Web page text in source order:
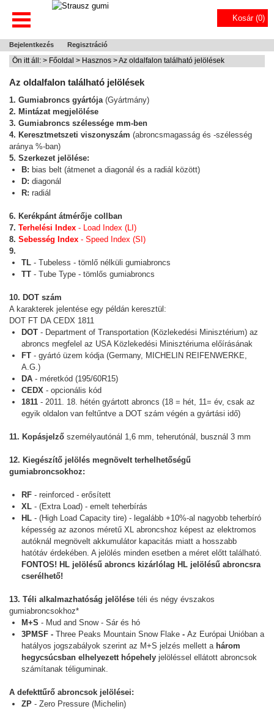
Kosár (0)
Bejelentkezés Regisztráció
Ön itt áll: > Főoldal > Hasznos > Az oldalfalon található jelölések
Az oldalfalon található jelölések
1. Gumiabroncs gyártója (Gyártmány)
2. Mintázat megjelölése
3. Gumiabroncs szélessége mm-ben
4. Keresztmetszeti viszonyszám (abroncsmagasság és -szélesség
aránya %-ban)
5. Szerkezet jelölése:
B: bias belt (átmenet a diagonál és a radiál között)
D: diagonál
R: radiál
6. Kerékpánt átmérője collban
7. Terhelési Index - Load Index (LI)
8. Sebesség Index - Speed Index (SI)
9.
TL - Tubeless - tömlő nélküli gumiabroncs
TT - Tube Type - tömlős gumiabroncs
10. DOT szám
A karakterek jelentése egy példán keresztül:
DOT FT DA CEDX 1811
DOT - Department of Transportation (Közlekedési Minisztérium) az
abroncs megfelel az USA Közlekedési Minisztériuma előírásának
FT - gyártó üzem kódja (Germany, MICHELIN REIFENWERKE,
A.G.)
DA - méretkód (195/60R15)
CEDX - opcionális kód
1811 - 2011. 18. hétén gyártott abroncs (18 = hét, 11= év, csak az
egyik oldalon van feltűntve a DOT szám végén a gyártási idő)
11. Kopásjelző személyautónál 1,6 mm, teherutónál, busznál 3 mm
12. Kiegészítő jelölés megnövelt terhelhetőségű
gumiabroncsokhoz:
RF - reinforced - erősített
XL - (Extra Load) - emelt teherbírás
HL - (High Load Capacity tire) - legalább +10%-al nagyobb teherbíró
képesség az azonos méretű XL abroncshoz képest az elektromos
autóknál megnövelt akkumulátor kapacitás miatt a hosszabb
hatótáv érdekében. A jelölés minden esetben a méret előtt található.
FONTOS! HL jelölésű abroncs kizárlólag HL jelölésű abroncsra
cserélhető!
13. Téli alkalmazhatóság jelölése téli és négy évszakos
gumiabroncsokhoz*
M+S - Mud and Snow - Sár és hó
3PMSF - Three Peaks Mountain Snow Flake - Az Európai Unióban a
hatályos jogszabályok szerint az M+S jelzés mellett a három
hegycsúcsban elhelyezett hópehely jelöléssel ellátott abroncsok
számítanak téliguminak.
A defekttűrő abroncsok jelölései:
ZP - Zero Pressure (Michelin)